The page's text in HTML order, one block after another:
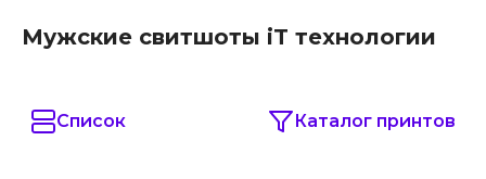
Мужские свитшоты iT технологии
Список Каталог принтов